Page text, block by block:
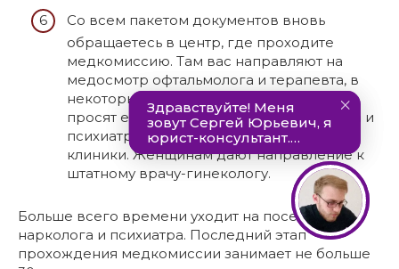
Со всем пакетом документов вновь
обращаетесь в центр, где проходите
медкомиссию. Там вас направляют на
медосмотр офтальмолога и терапевта, в
некоторых учреждениях дополнительно
просят еще раз пройти врача-нарколога и
психиатра, которые работают в штате
клиники. Женщинам дают направление к
штатному врачу-гинекологу.
Больше всего времени уходит на посещение
нарколога и психиатра. Последний этап
прохождения медкомиссии занимает не больше